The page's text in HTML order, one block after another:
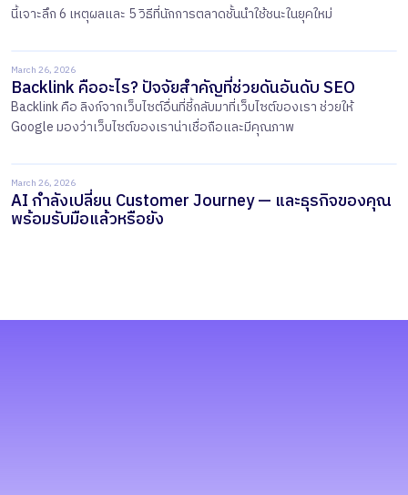
นี้เจาะลึก 6 เหตุผลและ 5 วิธีที่นักการตลาดชั้นนำใช้ชนะในยุคใหม่
March 26, 2026
Backlink คืออะไร? ปัจจัยสำคัญที่ช่วยดันอันดับ SEO
Backlink คือ ลิงก์จากเว็บไซต์อื่นที่ชี้กลับมาที่เว็บไซต์ของเรา ช่วยให้
Google มองว่าเว็บไซต์ของเราน่าเชื่อถือและมีคุณภาพ
March 26, 2026
AI กำลังเปลี่ยน Customer Journey — และธุรกิจของคุณ
พร้อมรับมือแล้วหรือยัง